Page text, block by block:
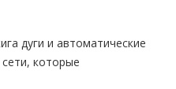
дуги и автоматические
которые